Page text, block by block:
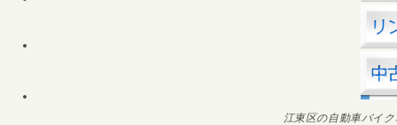
江東区の自動車バイ